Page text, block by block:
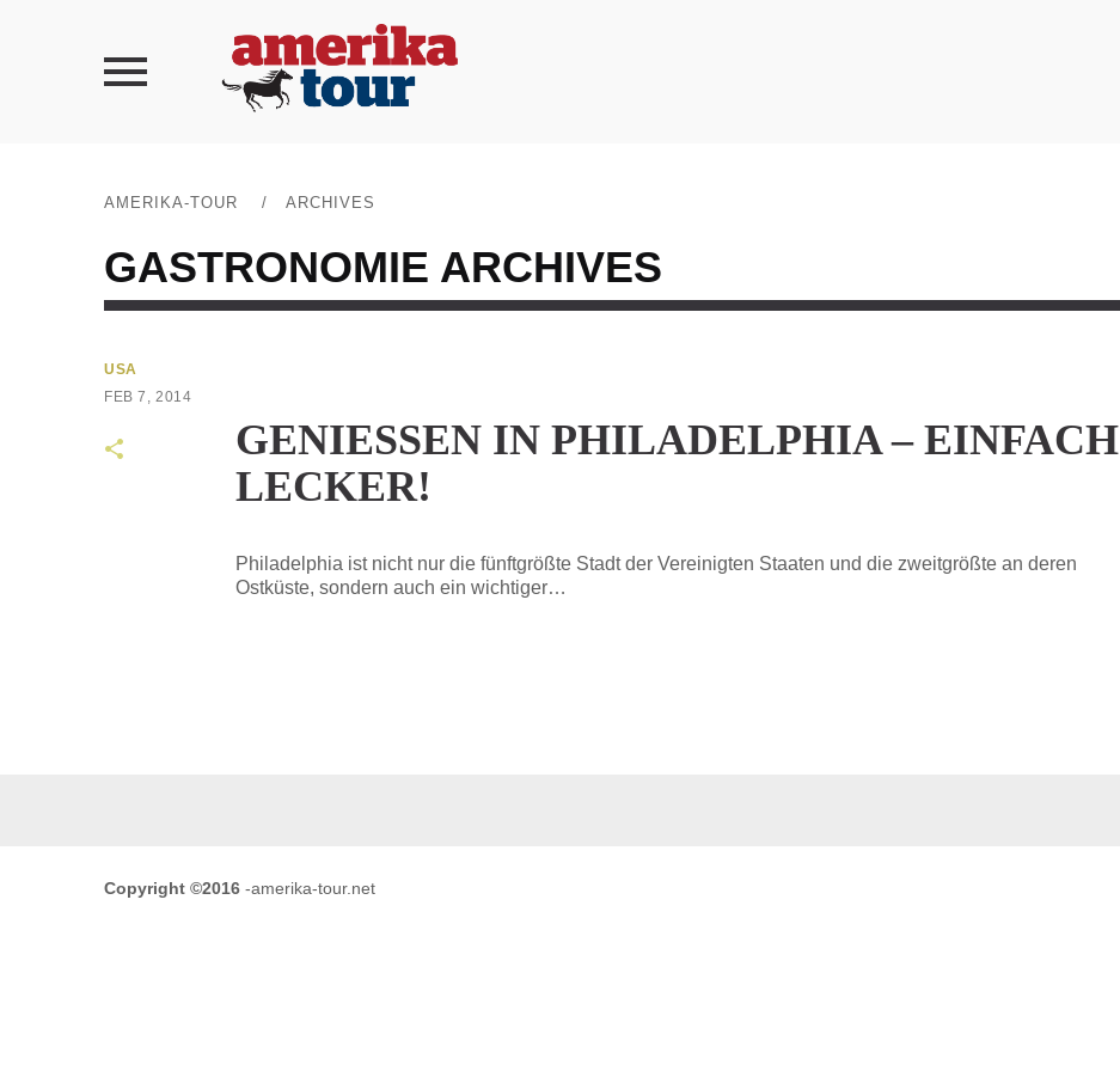
AMERIKA-TOUR / ARCHIVES
GASTRONOMIE ARCHIVES
USA
FEB 7, 2014
GENIESSEN IN PHILADELPHIA – EINFACH L
ECKER!
Philadelphia ist nicht nur die fünftgrößte Stadt der Vereinigten Staaten und die zweitgrößte an deren
Ostküste, sondern auch ein wichtiger…
Copyright ©2016 -amerika-tour.net